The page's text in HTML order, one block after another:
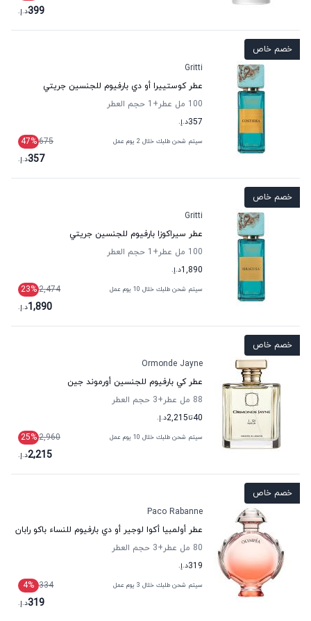
399د.إ.
خصم خاص
Gritti
عطر كوستييرا أو دي بارفيوم للجنسين جريتي
100 مل عطر
+1
حجم العطر
357د.إ.
سيتم شحن طلبك خلال 2 يوم عمل 675
47%
357د.إ.
خصم خاص
Gritti
عطر سيراكوزا بارفيوم للجنسين جريتي
100 مل عطر
+1
حجم العطر
1,890د.إ.
سيتم شحن طلبك خلال 10 يوم عمل 2,474
23%
1,890د.إ.
خصم خاص
Ormonde Jayne
عطر كي بارفيوم للجنسين أورموند جين
88 مل عطر
+3
حجم العطر
40تا2,215د.إ.
سيتم شحن طلبك خلال 10 يوم عمل 2,960
25%
2,215د.إ.
خصم خاص
Paco Rabanne
عطر أولمبيا أكوا لوجير أو دي بارفيوم للنساء باكو رابان
80 مل عطر
+3
حجم العطر
319د.إ.
سيتم شحن طلبك خلال 3 يوم عمل 334
4%
319د.إ.